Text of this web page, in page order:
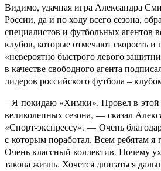
Видимо, удачная игра Александра
России, да и по ходу всего сезона,
специалистов и футбольных агентов
клубов, которые отмечают скорость и
«невероятно быстрого левого
в качестве свободного агента
лидеров российского футбола –
– Я покидаю «Химки». Провел в этой
великолепных сезона, — сказал
«Спорт-экспрессу». — Очень
с которым поработал. Всем ребятам я
Очень классный коллектив. Почему
такова жизнь. Хочется двигаться